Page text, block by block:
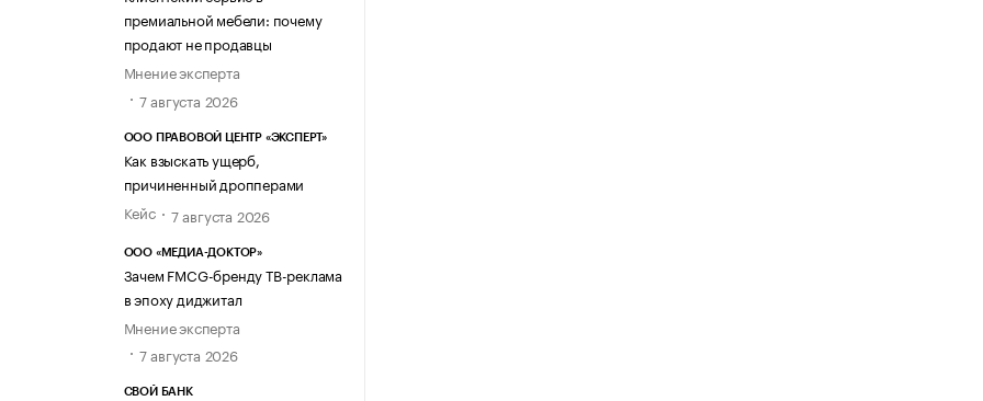
премиальной мебели: почему
продают не продавцы
Мнение эксперта
7 августа 2026
ООО ПРАВОВОЙ ЦЕНТР «ЭКСПЕРТ»
Как взыскать ущерб,
причиненный дропперами
Кейс
7 августа 2026
ООО «МЕДИА-ДОКТОР»
Зачем FMCG-бренду ТВ-реклама
в эпоху диджитал
Мнение эксперта
7 августа 2026
СВОЙ БАНК